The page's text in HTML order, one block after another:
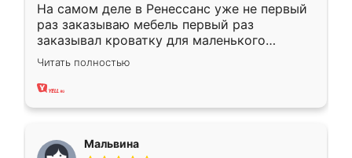
На самом деле в Ренессанс уже не первый
раз заказываю мебель первый раз
заказывал кроватку для маленького
ребёнка при его рождении ,во второй раз
заказал шкаф-купе. По качеству очень
хорошее сборка достаточно быстрая,
меньше, здесь же он более разнообразный.
Читать полностью
Мальвина